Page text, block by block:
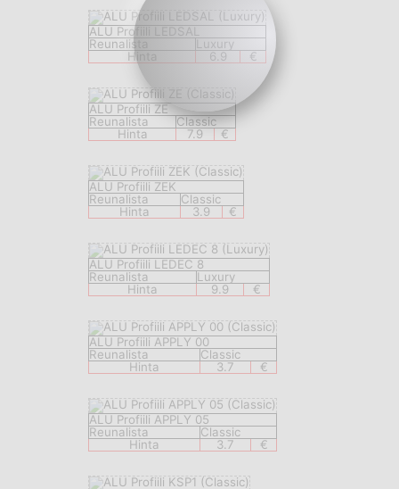
ALU Profiili LEDSAL
Reunalista
Luxury
Hinta
6.9 €
ALU Profiili ZE
Reunalista
Classic
Hinta
7.9 €
ALU Profiili ZEK
Reunalista
Classic
Hinta
3.9 €
ALU Profiili LEDEC 8
Reunalista
Luxury
Hinta
9.9 €
ALU Profiili APPLY 00
Reunalista
Classic
Hinta
3.7 €
ALU Profiili APPLY 05
Reunalista
Classic
Hinta
3.7 €